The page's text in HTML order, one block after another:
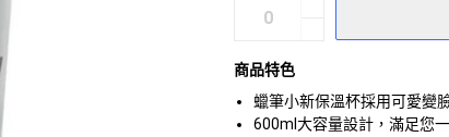
商品特色
蠟筆小新保溫杯採用可愛變
600ml大容量設計，滿足您